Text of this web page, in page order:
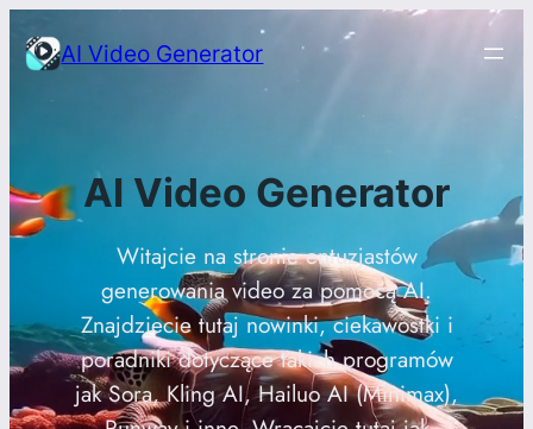
do
AI Video Generator
AI Video Generator
Witajcie na stronie entuzjastów
generowania video za pomocą AI.
Znajdziecie tutaj nowinki, ciekawostki i
poradniki dotyczące takich programów
jak Sora, Kling AI, Hailuo AI (Minimax),